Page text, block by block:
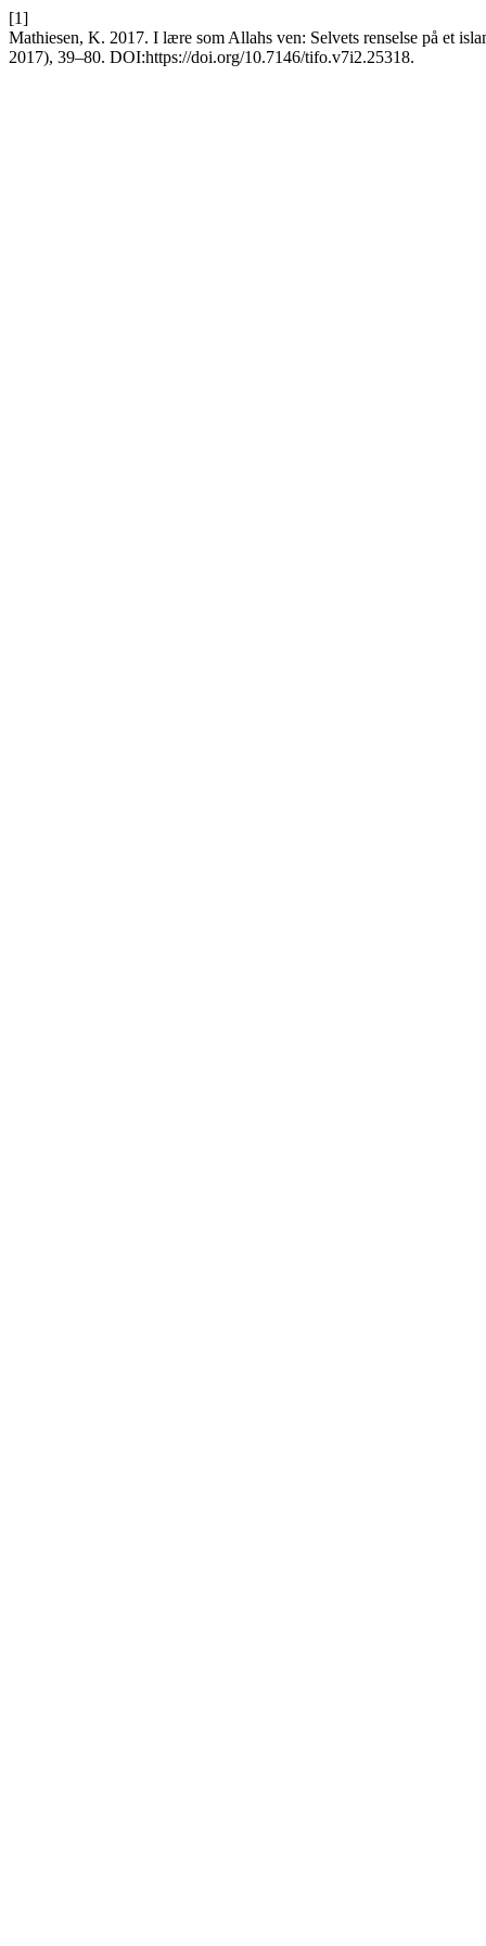
[1]
Mathiesen, K. 2017. I lære som Allahs ven: Selvets renselse på et
2017), 39–80. DOI:https://doi.org/10.7146/tifo.v7i2.25318.